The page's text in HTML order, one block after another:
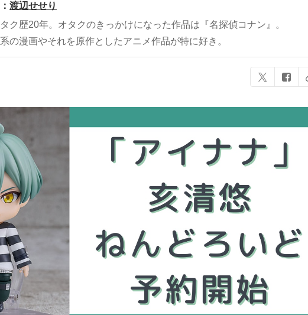
渡辺せせり
ク歴20年。オタクのきっかけになった作品は『名探偵コナン』。
の漫画やそれを原作としたアニメ作品が特に好き。